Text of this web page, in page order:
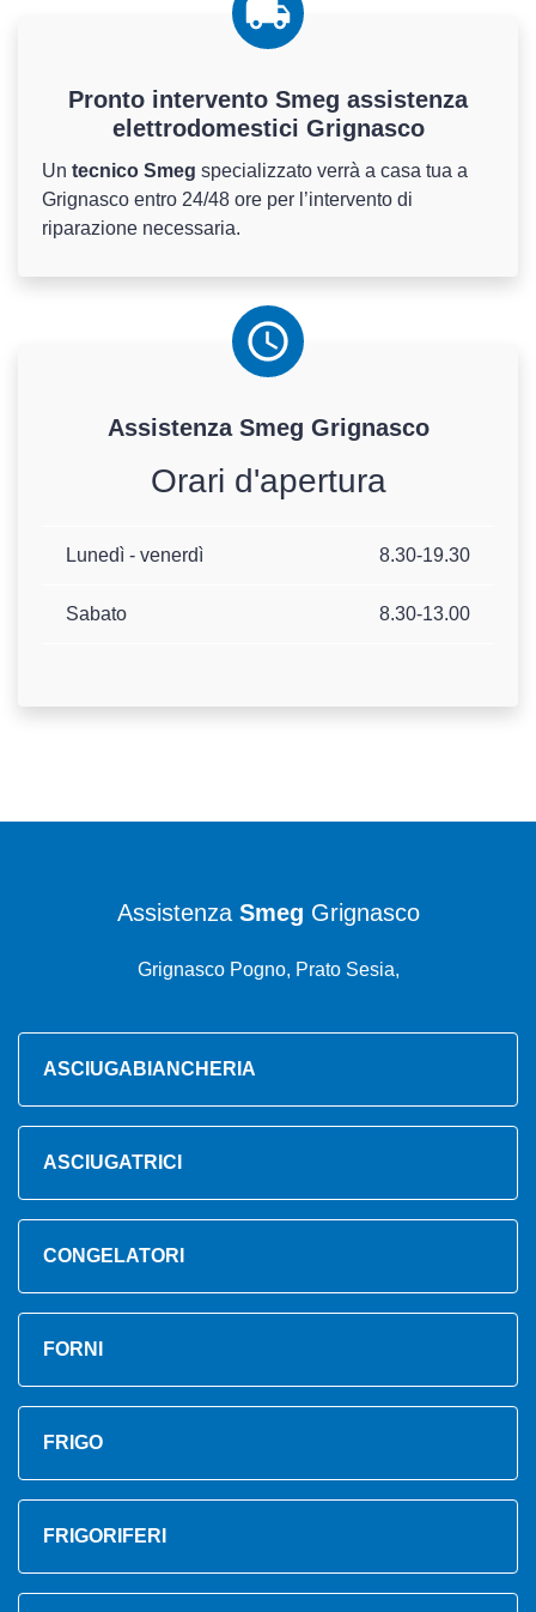
Pronto intervento Smeg assistenza
elettrodomestici Grignasco
Un tecnico Smeg specializzato verrà a casa tua a
Grignasco entro 24/48 ore per l’intervento di
riparazione necessaria.
Assistenza Smeg Grignasco
Orari d'apertura
Lunedì - venerdì 8.30-19.30
Sabato 8.30-13.00
Assistenza Smeg Grignasco
Grignasco Pogno, Prato Sesia,
ASCIUGABIANCHERIA
ASCIUGATRICI
CONGELATORI
FORNI
FRIGO
FRIGORIFERI